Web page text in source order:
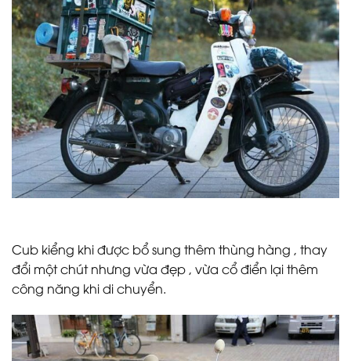
Cub kiểng khi được bổ sung thêm thùng hàng , thay
đổi một chút nhưng vừa đẹp , vừa cổ điển lại thêm
công năng khi di chuyển.